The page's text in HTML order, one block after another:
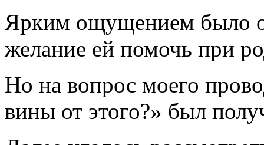
Ярким ощущением было
желание ей помочь при
Но на вопрос моего
вины от этого?» был